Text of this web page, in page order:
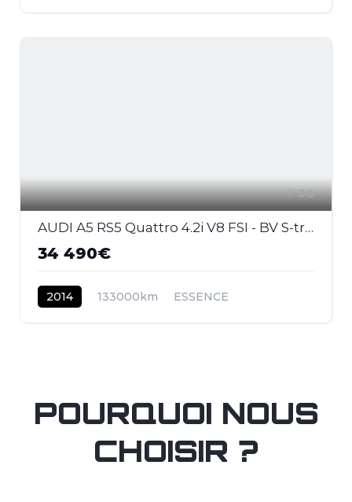
30
AUDI A5 RS5 Quattro 4.2i V8 FSI - BV S-tronic RS5 COUPE . PHASE 2
34 490€
2014 133000km ESSENCE
POURQUOI NOUS
CHOISIR ?